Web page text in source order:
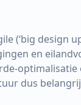
(‘big design
en
optimalisatie
dus